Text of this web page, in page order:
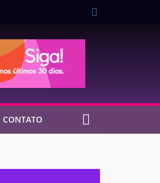
CONTATO